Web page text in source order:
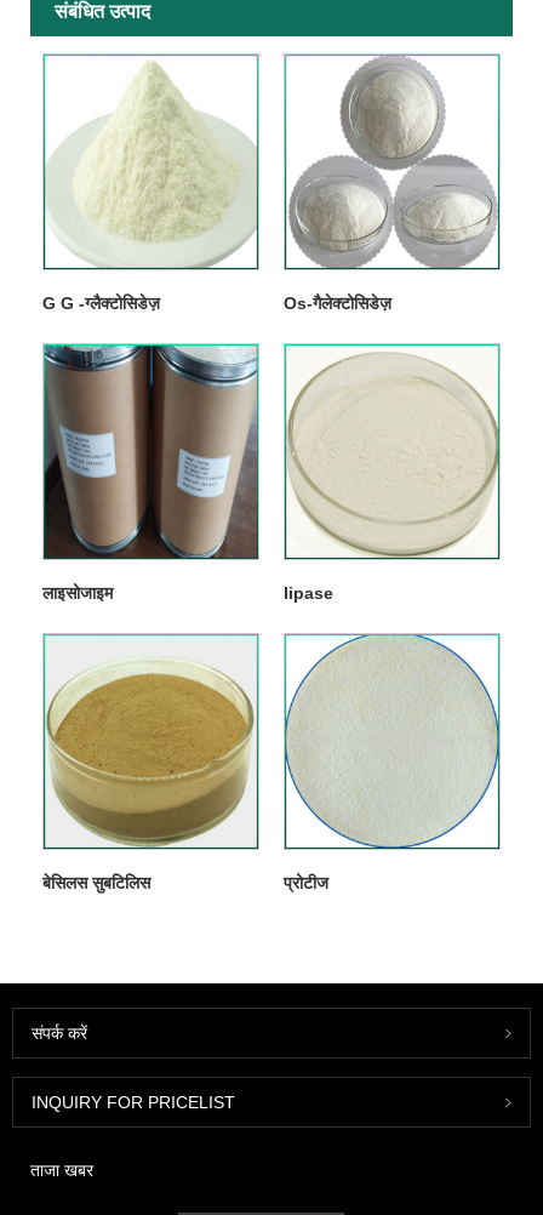
संबंधित उत्पाद
G G -ग्लैक्टोसिडेज़ Os-गैलेक्टोसिडेज़
लाइसोजाइम lipase
बेसिलस सुबटिलिस प्रोटीज
संपर्क करें
INQUIRY FOR PRICELIST
ताजा खबर